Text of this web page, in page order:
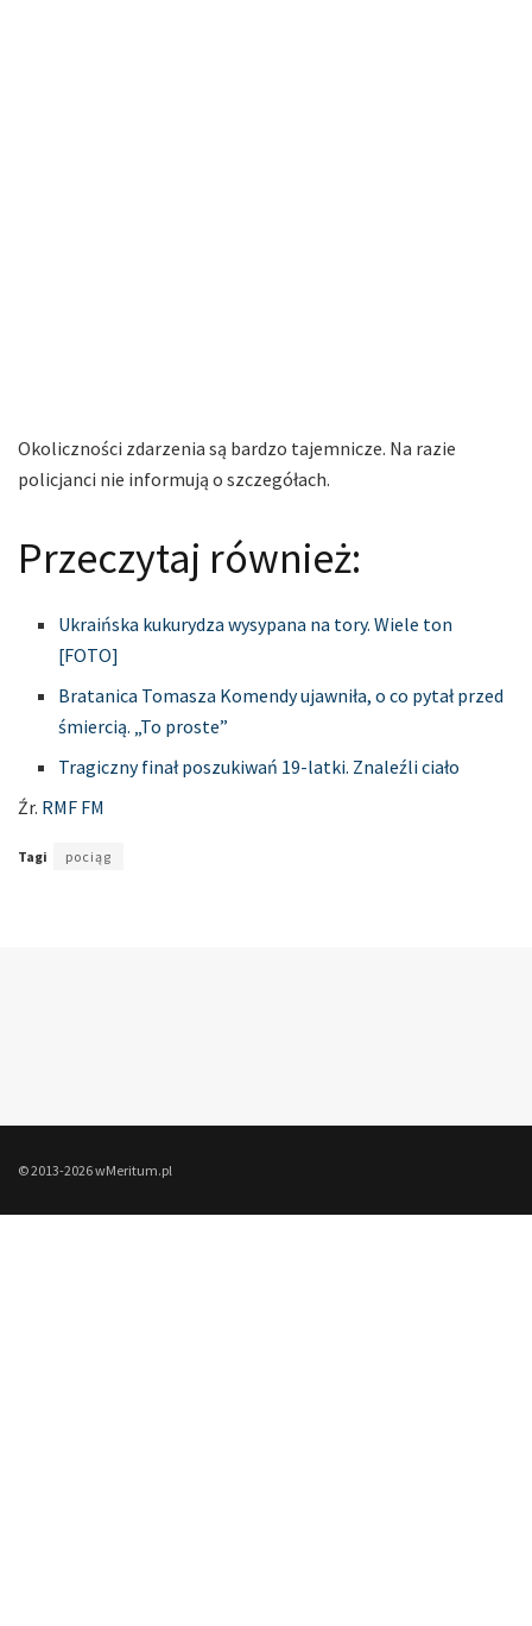
Okoliczności zdarzenia są bardzo tajemnicze. Na razie
policjanci nie informują o szczegółach.
Przeczytaj również:
Ukraińska kukurydza wysypana na tory. Wiele ton
[FOTO]
Bratanica Tomasza Komendy ujawniła, o co pytał przed
śmiercią. „To proste”
Tragiczny finał poszukiwań 19-latki. Znaleźli ciało
Źr. RMF FM
Tagi pociąg
© 2013-2026 wMeritum.pl